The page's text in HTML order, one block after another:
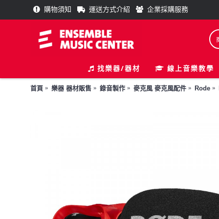
購物須知 運送方式介紹 企業採購服務
找樂器/器材 線上音樂教學
首頁 樂器 器材販售 錄音製作 麥克風 麥克風配件 Rode